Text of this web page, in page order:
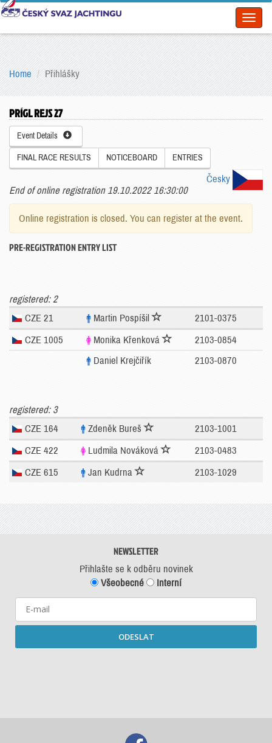
Home Přihlášky
PRÍGL REJS 27
Event Details
FINAL RACE RESULTS NOTICEBOARD ENTRIES
Česky
End of online registration 19.10.2022 16:30:00
Online registration is closed. You can register at the event.
PRE-REGISTRATION ENTRY LIST
registered: 2
CZE 21
Martin Pospíšil 2101-0375
CZE 1005 Monika Křenková
2103-0854
Daniel Krejčiřík
2103-0870
registered: 3
CZE 164
Zdeněk Bureš 2103-1001
CZE 422 Ludmila Nováková 2103-0483
CZE 615 Jan Kudrna 2103-1029
NEWSLETTER
Přihlašte se k odběru novinek
Všeobecné
Interní
ODESLAT